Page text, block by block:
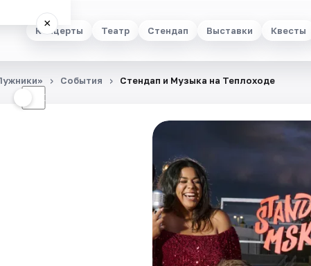
Концерты Театр Стендап Выставки Квесты
×
☾
События Стендап и Музыка на Теплоходе